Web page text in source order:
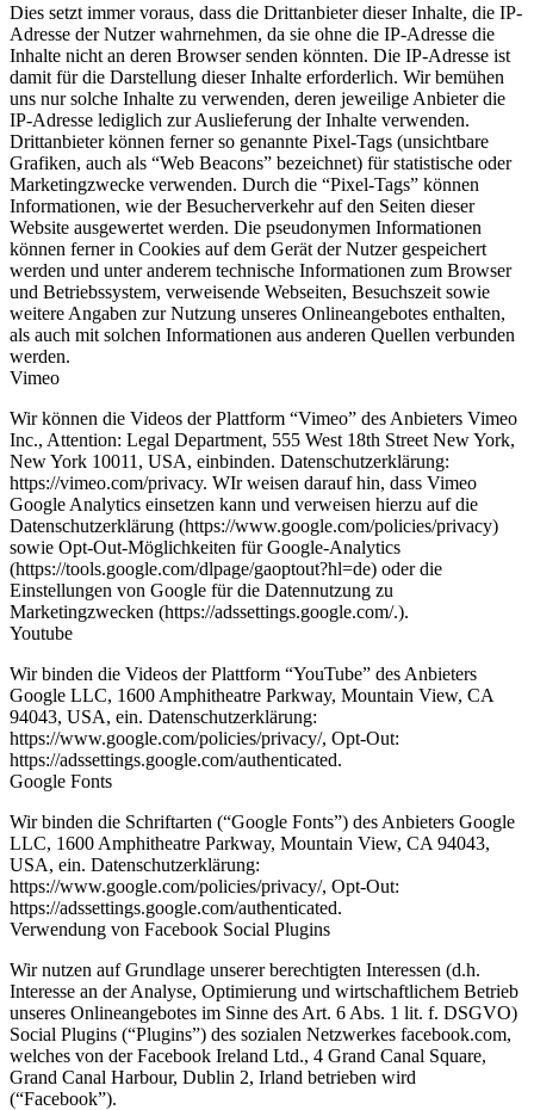
Dies setzt immer voraus, dass die Drittanbieter dieser Inhalte, die IP-
Adresse der Nutzer wahrnehmen, da sie ohne die IP-Adresse die
Inhalte nicht an deren Browser senden könnten. Die IP-Adresse ist
damit für die Darstellung dieser Inhalte erforderlich. Wir bemühen
uns nur solche Inhalte zu verwenden, deren jeweilige Anbieter die
IP-Adresse lediglich zur Auslieferung der Inhalte verwenden.
Drittanbieter können ferner so genannte Pixel-Tags (unsichtbare
Grafiken, auch als “Web Beacons” bezeichnet) für statistische oder
Marketingzwecke verwenden. Durch die “Pixel-Tags” können
Informationen, wie der Besucherverkehr auf den Seiten dieser
Website ausgewertet werden. Die pseudonymen Informationen
können ferner in Cookies auf dem Gerät der Nutzer gespeichert
werden und unter anderem technische Informationen zum Browser
und Betriebssystem, verweisende Webseiten, Besuchszeit sowie
weitere Angaben zur Nutzung unseres Onlineangebotes enthalten,
als auch mit solchen Informationen aus anderen Quellen verbunden
werden.
Vimeo
Wir können die Videos der Plattform “Vimeo” des Anbieters Vimeo
Inc., Attention: Legal Department, 555 West 18th Street New York,
New York 10011, USA, einbinden. Datenschutzerklärung:
https://vimeo.com/privacy. WIr weisen darauf hin, dass Vimeo
Google Analytics einsetzen kann und verweisen hierzu auf die
Datenschutzerklärung (https://www.google.com/policies/privacy)
sowie Opt-Out-Möglichkeiten für Google-Analytics
(https://tools.google.com/dlpage/gaoptout?hl=de) oder die
Einstellungen von Google für die Datennutzung zu
Marketingzwecken (https://adssettings.google.com/.).
Youtube
Wir binden die Videos der Plattform “YouTube” des Anbieters
Google LLC, 1600 Amphitheatre Parkway, Mountain View, CA
94043, USA, ein. Datenschutzerklärung:
https://www.google.com/policies/privacy/, Opt-Out:
https://adssettings.google.com/authenticated.
Google Fonts
Wir binden die Schriftarten (“Google Fonts”) des Anbieters Google
LLC, 1600 Amphitheatre Parkway, Mountain View, CA 94043,
USA, ein. Datenschutzerklärung:
https://www.google.com/policies/privacy/, Opt-Out:
https://adssettings.google.com/authenticated.
Verwendung von Facebook Social Plugins
Wir nutzen auf Grundlage unserer berechtigten Interessen (d.h.
Interesse an der Analyse, Optimierung und wirtschaftlichem Betrieb
unseres Onlineangebotes im Sinne des Art. 6 Abs. 1 lit. f. DSGVO)
Social Plugins (“Plugins”) des sozialen Netzwerkes facebook.com,
welches von der Facebook Ireland Ltd., 4 Grand Canal Square,
Grand Canal Harbour, Dublin 2, Irland betrieben wird
(“Facebook”).